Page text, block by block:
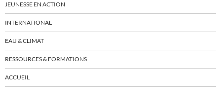
JEUNESSE EN ACTION
INTERNATIONAL
EAU & CLIMAT
RESSOURCES & FORMATIONS
ACCUEIL